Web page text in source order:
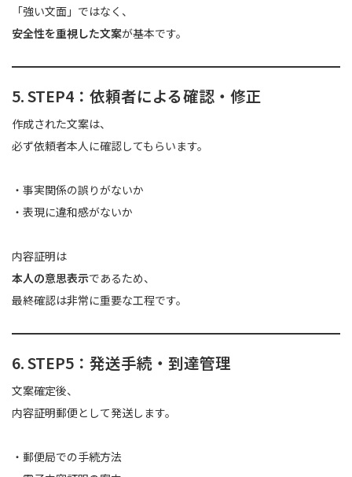
「強い文面」ではなく、
安全性を重視した文案が基本です。
5. STEP4：依頼者による確認・修正
作成された文案は、
必ず依頼者本人に確認してもらいます。
・事実関係の誤りがないか
・表現に違和感がないか
内容証明は
本人の意思表示であるため、
最終確認は非常に重要な工程です。
6. STEP5：発送手続・到達管理
文案確定後、
内容証明郵便として発送します。
・郵便局での手続方法